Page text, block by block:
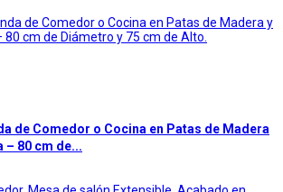
de Comedor o Cocina en Patas de Madera
– 80 cm de...